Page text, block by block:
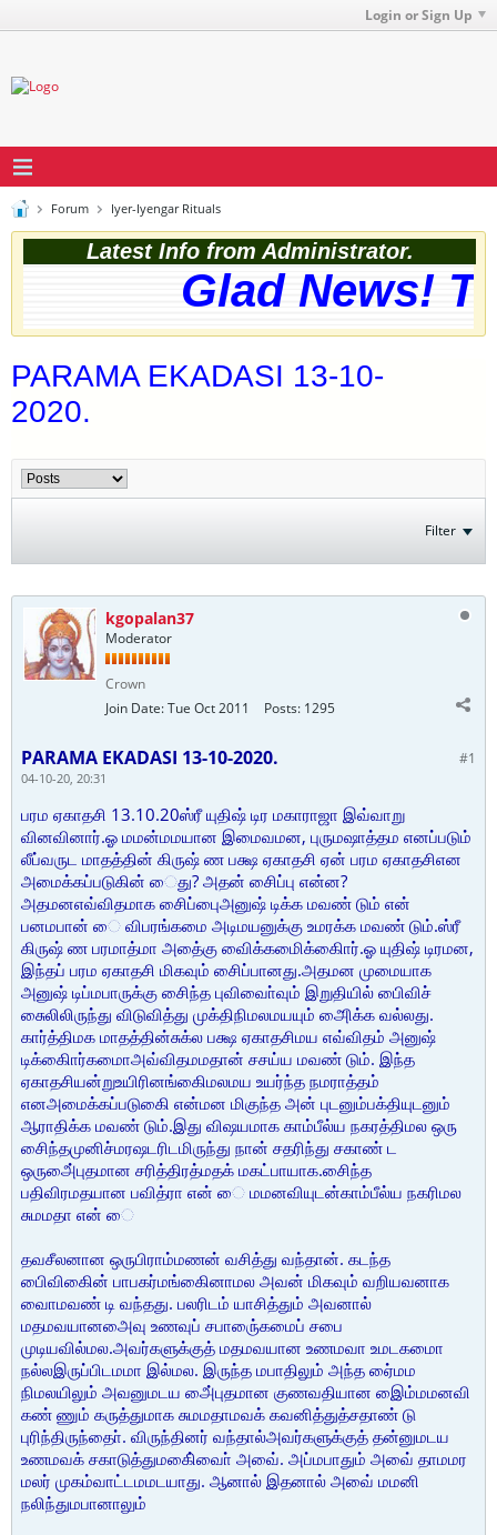
Login or Sign Up
Forum Iyer-Iyengar Rituals
Latest Info from Administrator.
Glad News!
PARAMA EKADASI 13-10-
2020.
Filter
kgopalan37
Moderator
Crown
Join Date:Tue Oct 2011 Posts: 1295
#1
PARAMA EKADASI 13-10-2020.
04-10-20, 20:31
பரம ஏகாதசி 13.10.20ஸ்ரீ யுதிஷ் டிர மகாராஜா இவ்வாறு
வினவினார்.ஓ மமன்மமயான இமைவமன, புருமஷாத்தம எனப்படும்
லீப்வருட மாதத்தின் கிருஷ் ண பக்ஷ ஏகாதசி ஏன் பரம ஏகாதசிஎன
அமைக்கப்படுகின் ைது? அதன் சிைப்பு என்ன?
அதமனஎவ்விதமாக சிைப்புைஅனுஷ் டிக்க மவண் டும் என்
பனமபான் ை விபரங்கமை அடிமயனுக்கு உமரக்க மவண் டும்.ஸ்ரீ
கிருஷ் ண பரமாத்மா அதை்கு விைக்கமைிக்கிைார்.ஓ யுதிஷ் டிரமன,
இந்தப் பரம ஏகாதசி மிகவும் சிைப்பானது.அதமன முமையாக
அனுஷ் டிப்மபாருக்கு சிைந்த புவிவாை்வும் இறுதியில் பிைவிச்
சுைலிலிருந்து விடுவித்து முக்திநிமலமயயும் அைிக்க வல்லது.
கார்த்திமக மாதத்தின்சுக்ல பக்ஷ ஏகாதசிமய எவ்விதம் அனுஷ்
டிக்கிைார்கமைாஅவ்விதமமதான் சசய்ய மவண் டும். இந்த
ஏகாதசியன்றுஉயிரினங்கைிமலமய உயர்ந்த நமராத்தம்
எனஅமைக்கப்படுகிை என்மன மிகுந்த அன் புடனும்பக்தியுடனும்
ஆராதிக்க மவண் டும்.இது விஷயமாக காம்பீல்ய நகரத்திமல ஒரு
சிைந்தமுனிச்மரஷடரிடமிருந்து நான் சதரிந்து சகாண் ட
ஒருஅை்புதமான சரித்திரத்மதக் மகட்பாயாக.சிைந்த
பதிவிரமதயான பவித்ரா என் ை மமனவியுடன்காம்பீல்ய நகரிமல
சுமமதா என் ை
தவசீலனான ஒருபிராம்மணன் வசித்து வந்தான். கடந்த
பிைவிகைின் பாபகர்மங்கைினாமல அவன் மிகவும் வறியவனாக
வாைமவண் டி வந்தது. பலரிடம் யாசித்தும் அவனால்
மதமவயானஅைவு உணவுப் சபாருை்கமைப் சபை
முடியவில்மல.அவர்களுக்குத் மதமவயான உணமவா உமடகமைா
நல்லஇருப்பிடமமா இல்மல. இருந்த மபாதிலும் அந்த ஏை்மம
நிமலயிலும் அவனுமடய அை்புதமான குணவதியான இைம்மமனவி
கண் ணும் கருத்துமாக சுமமதாமவக் கவனித்துத்சதாண் டு
புரிந்திருந்தாை். விருந்தினர் வந்தால்அவர்களுக்குத் தன்னுமடய
உணமவக் சகாடுத்துமகிை்வாை் அவை். அப்மபாதும் அவை் தாமமர
மலர் முகம்வாட்டமமடயாது. ஆனால் இதனால் அவை் மமனி
நலிந்துமபானாலும்